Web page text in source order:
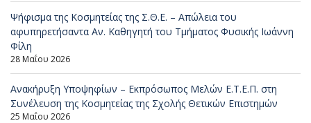
Ψήφισμα της Κοσμητείας της Σ.Θ.Ε. – Απώλεια του
αφυπηρετήσαντα Αν. Καθηγητή του Τμήματος Φυσικής Ιωάννη
Φίλη
28 Μαΐου 2026
Ανακήρυξη Υποψηφίων – Εκπρόσωπος Μελών Ε.Τ.Ε.Π. στη
Συνέλευση της Κοσμητείας της Σχολής Θετικών Επιστημών
25 Μαΐου 2026